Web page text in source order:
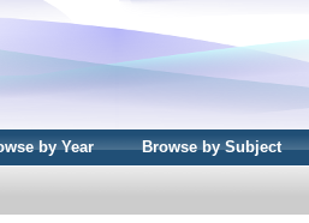
by Year Browse by Subject